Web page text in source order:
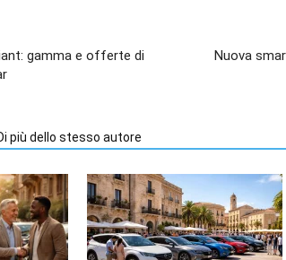
gamma e offerte di
Nuova
più dello stesso autore